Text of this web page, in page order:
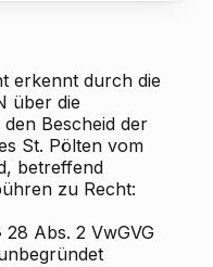
erkennt durch die
über die
Bescheid der
St. Pölten vom
betreffend
zu Recht:
Abs. 2 VwGVG